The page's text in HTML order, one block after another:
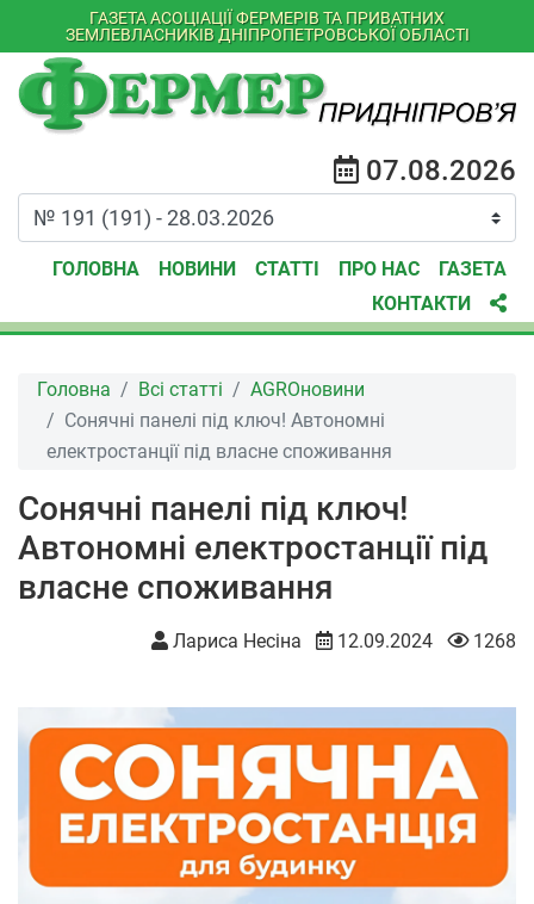
ГАЗЕТА АСОЦІАЦІЇ ФЕРМЕРІВ ТА ПРИВАТНИХ
ЗЕМЛЕВЛАСНИКІВ ДНІПРОПЕТРОВСЬКОЇ ОБЛАСТІ
07.08.2026
ГОЛОВНА НОВИНИ СТАТТІ ПРО НАС
ГАЗЕТА
КОНТАКТИ
Головна Всі статті
AGROновини
Сонячні панелі під ключ! Автономні
електростанції під власне споживання
Сонячні панелі під ключ!
Автономні електростанції під
власне споживання
Лариса Несіна 12.09.2024 1268